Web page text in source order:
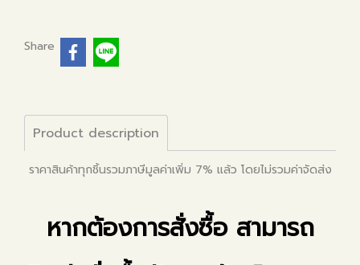
Share
Product description
ราคาสินค้าทุกชิ้นรวมภาษีมูลค่าเพิ่ม 7% แล้ว โดยไม่รวมค่าจัดส่ง
หากต้องการสั่งซื้อ สามารถ